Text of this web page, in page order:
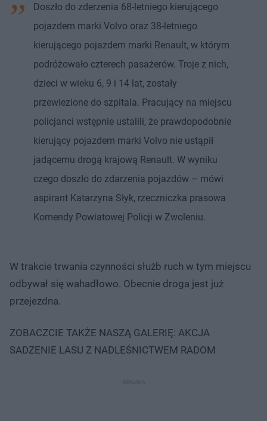
Doszło do zderzenia 68-letniego kierującego
pojazdem marki Volvo oraz 38-letniego
kierującego pojazdem marki Renault, w którym
podróżowało czterech pasażerów. Troje z nich,
dzieci w wieku 6, 9 i 14 lat, zostały
przewiezione do szpitala. Pracujący na miejscu
policjanci wstępnie ustalili, że prawdopodobnie
kierujący pojazdem marki Volvo nie ustąpił
jadącemu drogą krajową Renault. W wyniku
czego doszło do zdarzenia pojazdów – mówi
aspirant Katarzyna Słyk, rzeczniczka prasowa
Komendy Powiatowej Policji w Zwoleniu.
W trakcie trwania czynności służb ruch w tym miejscu
odbywał się wahadłowo. Obecnie droga jest już
przejezdna.
ZOBACZCIE TAKŻE NASZĄ GALERIĘ: AKCJA
SADZENIE LASU Z NADLEŚNICTWEM RADOM